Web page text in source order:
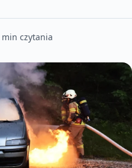
min czytania